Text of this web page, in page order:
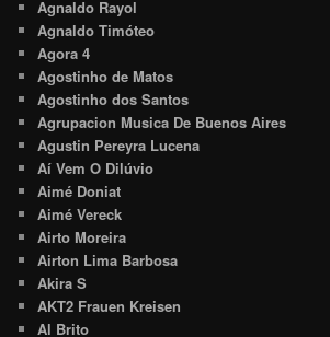
Agnaldo Rayol
Agnaldo Timóteo
Agora 4
Agostinho de Matos
Agostinho dos Santos
Agrupacion Musica De Buenos Aires
Agustin Pereyra Lucena
Aí Vem O Dilúvio
Aimé Doniat
Aimé Vereck
Airto Moreira
Airton Lima Barbosa
Akira S
AKT2 Frauen Kreisen
Al Brito